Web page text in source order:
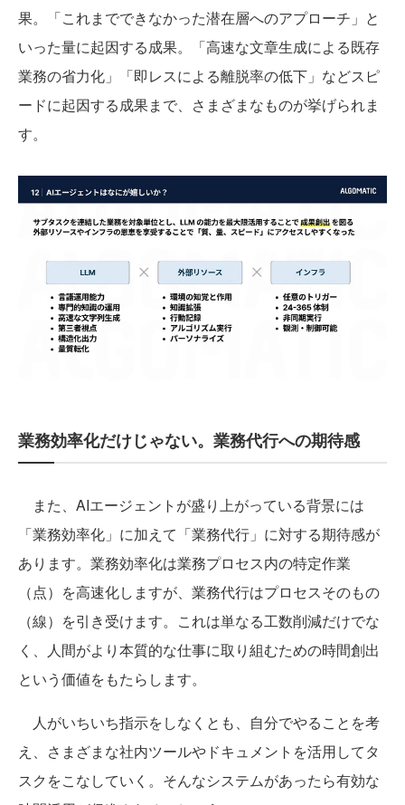
果。「これまでできなかった潜在層へのアプローチ」と
いった量に起因する成果。「高速な文章生成による既存
業務の省力化」「即レスによる離脱率の低下」などスピ
ードに起因する成果まで、さまざまなものが挙げられま
す。
業務効率化だけじゃない。業務代行への期待感
また、AIエージェントが盛り上がっている背景には
「業務効率化」に加えて「業務代行」に対する期待感が
あります。業務効率化は業務プロセス内の特定作業
（点）を高速化しますが、業務代行はプロセスそのもの
（線）を引き受けます。これは単なる工数削減だけでな
く、人間がより本質的な仕事に取り組むための時間創出
という価値をもたらします。
人がいちいち指示をしなくとも、自分でやることを考
え、さまざまな社内ツールやドキュメントを活用してタ
スクをこなしていく。そんなシステムがあったら有効な